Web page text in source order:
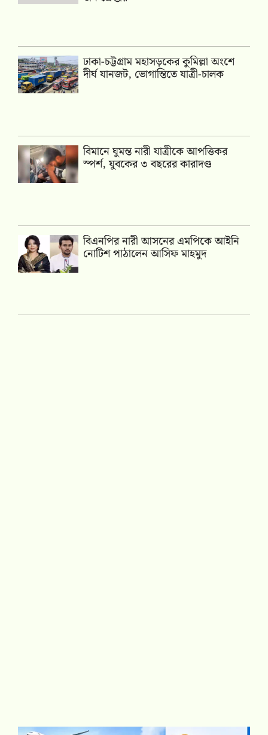
ঢাকা-চট্টগ্রাম মহাসড়কের কুমিল্লা অংশে
দীর্ঘ যানজট, ভোগান্তিতে যাত্রী-চালক
বিমানে ঘুমন্ত নারী যাত্রীকে আপত্তিকর
স্পর্শ, যুবকের ৩ বছরের কারাদণ্ড
বিএনপির নারী আসনের এমপিকে আইনি
নোটিশ পাঠালেন আসিফ মাহমুদ